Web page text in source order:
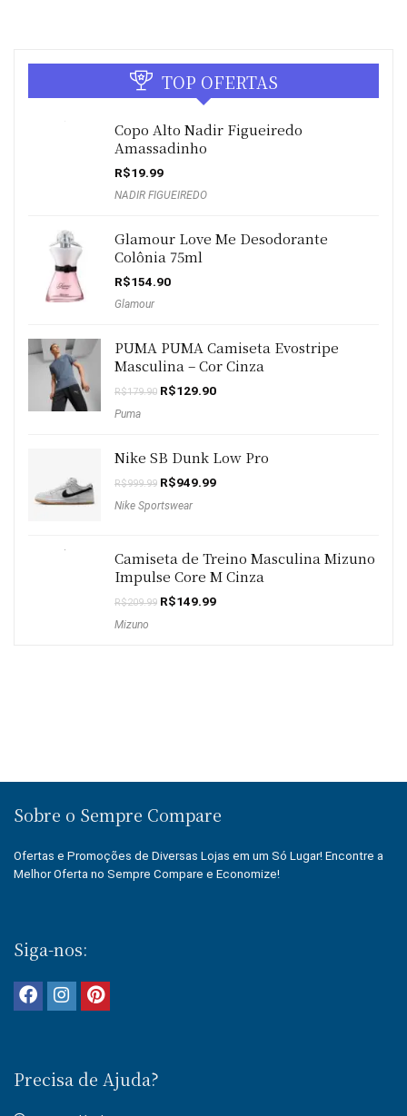
TOP OFERTAS
Copo Alto Nadir Figueiredo
Amassadinho
R$19.99
NADIR FIGUEIREDO
Glamour Love Me Desodorante
Colônia 75ml
R$154.90
Glamour
PUMA PUMA Camiseta Evostripe
Masculina – Cor Cinza
R$179.90 O
R$129.90O
Puma
Nike SB Dunk Low Pro
R$999.99 O
original
R$949.99O
Nike Sportswear
Camiseta de Treino Masculina Mizuno
Impulse Core M Cinza
R$209.99 O
R$149.99O
Mizuno
Sobre o Sempre Compare
Ofertas e Promoções de Diversas Lojas em um Só Lugar! Encontre a
Melhor Oferta no Sempre Compare e Economize!
Siga-nos:
Precisa de Ajuda?